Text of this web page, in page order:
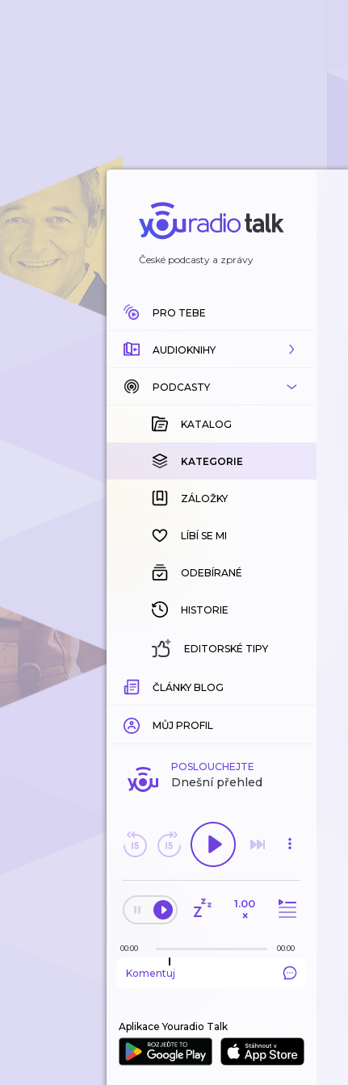
České podcasty a zprávy
PRO TEBE
AUDIOKNIHY
KATALOG
KOUPENÉ
KATEGORIE
ZÁLOŽKY
HISTORIE
PODCASTY
KATALOG
KATEGORIE
ZÁLOŽKY
LÍBÍ SE MI
ODEBÍRANÉ
HISTORIE
EDITORSKÉ TIPY
ČLÁNKY BLOG
MŮJ PROFIL
POSLOUCHEJTE
Dnešní přehled
1.00
×
00:00 00:00
Komentuj
Aplikace Youradio Talk